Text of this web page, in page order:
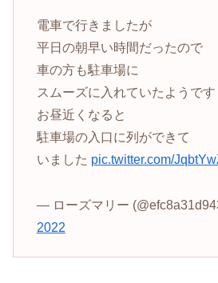
電車で行きましたが
平日の朝早い時間だったので
車の方も駐車場に
スムーズに入れていたようです
お昼近くなると
駐車場の入口に列ができて
いました pic.twitter.com/
— ローズマリー
2022